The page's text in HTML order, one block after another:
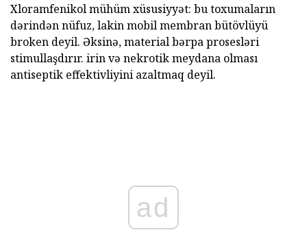
Xloramfenikol mühüm xüsusiyyət: bu toxumaların
dərindən nüfuz, lakin mobil membran bütövlüyü
broken deyil. Əksinə, material bərpa prosesləri
stimullaşdırır. irin və nekrotik meydana olması
antiseptik effektivliyini azaltmaq deyil.
ad